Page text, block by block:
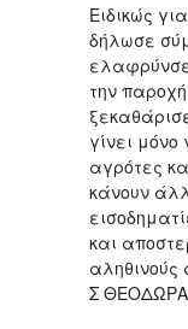
Ειδικώς
δήλωσε
την
γίνει
αγρότες
κάνουν
και
αληθινούς
Σ